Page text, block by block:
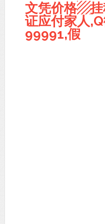
文凭价格▨挂
证应付家人
99991,假